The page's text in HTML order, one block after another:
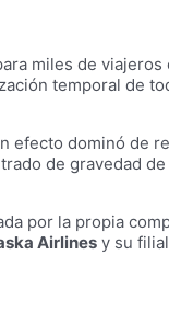
miles de viajeros
temporal de
efecto dominó
de gravedad
por la propia
Airlines y su